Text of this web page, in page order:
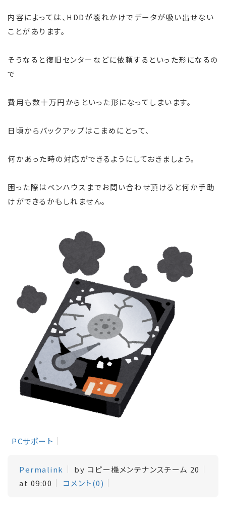
内容によっては、HDDが壊れかけでデータが吸い出せない
ことがあります。
そうなると復旧センターなどに依頼するといった形になるの
で
費用も数十万円からといった形になってしまいます。
日頃からバックアップはこまめにとって、
何かあった時の対応ができるようにしておきましょう。
困った際はベンハウスまでお問い合わせ頂けると何か手助
けができるかもしれません。
PCサポート
Permalink
by コピー機メンテナンスチーム 20
at 09:00
コメント(0)